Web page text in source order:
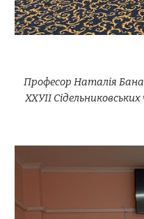
Професор Наталія
ХХУІІ